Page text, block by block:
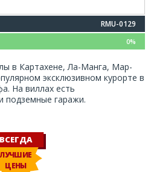
RMU-0129
0%
в Картахене, Ла-Манга, Мар-
эксклюзивном курорте в
На виллах есть
подземные гаражи.
ВСЕГДА
ЛУЧШИЕ
ЦЕНЫ